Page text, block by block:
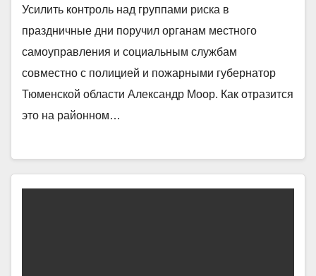
Усилить контроль над группами риска в
праздничные дни поручил органам местного
самоуправления и социальным службам
совместно с полицией и пожарными губернатор
Тюменской области Александр Моор. Как отразится
это на районном…